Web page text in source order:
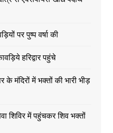
पर पुष्प वर्षा की
हरिद्वार पहुंचे
के मंदिरों में भक्तों की भारी भीड़
शिविर में पहुंचकर शिव भक्तों